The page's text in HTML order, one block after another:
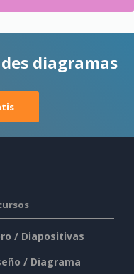
diagramas
/ Diapositivas
/ Diagrama